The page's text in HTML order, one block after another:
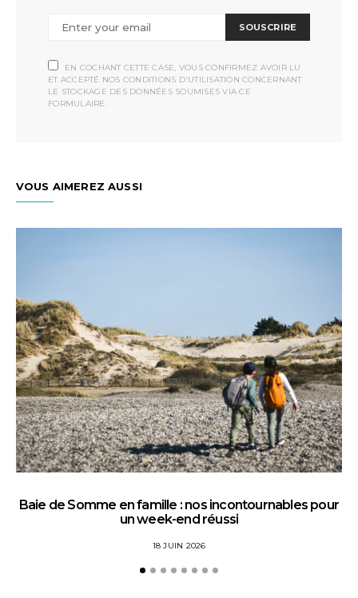
SOUSCRIRE
EN COCHANT CETTE CASE, VOUS CONFIRMEZ AVOIR LU
ET ACCEPTÉ NOS CONDITIONS D'UTILISATION CONCERNANT
LE STOCKAGE DES DONNÉES SOUMISES VIA CE
FORMULAIRE.
VOUS AIMEREZ AUSSI
Baie de Somme en famille : nos incontournables pour
un week-end réussi
18 JUIN 2026